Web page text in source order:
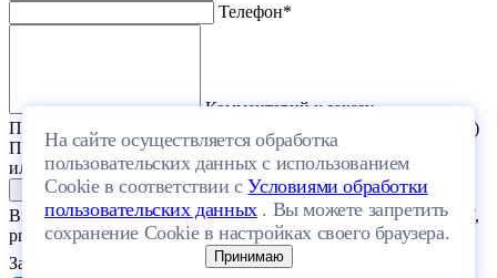
На сайте осуществляется обработка
пользовательских данных с использованием
Cookie в соответствии сУсловиями обработки
пользовательских данных. Вы можете запретить
сохранение Cookie в настройках своего браузера.
Принимаю
Телефон*
Комментарий к заказу
Прикрепить файл (проект дома или список стройматериалов)
Перетащите один или несколько файлов в эту область
или выберите файл на компьютере
Выберите файл с расширением (doc, docx, xls, xlsx, txt, rtf, pdf,
png, jpeg, jpg, gif) и размером, не превышающим 20 МБ.
Загрузить файлы